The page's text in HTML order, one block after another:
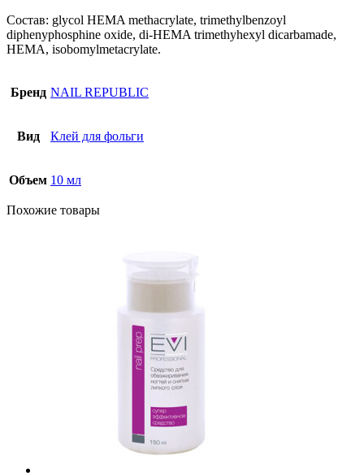
Состав: glycol HEMA methacrylate, trimethylbenzoyl
diphenyphosphine oxide, di-HEMA trimethyhexyl dicarbamade,
HEMA, isobomylmetacrylate.
Бренд NAIL REPUBLIC
Вид Клей для фольги
Объем 10 мл
Похожие товары